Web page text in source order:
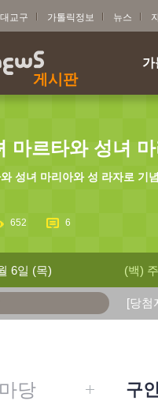
교구 가톨릭정보 뉴스
게시판
가
마르타와 성녀
성녀 마리아와 성 라자로 기
652 6
6일 (목) (백)
[당첨
당 구